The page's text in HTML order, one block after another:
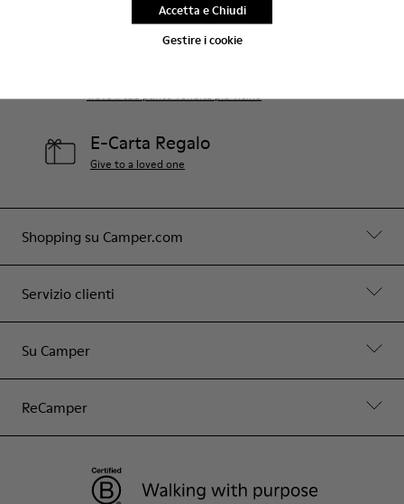
Gestire i cookie
Accetta e Chiudi
Shopping su Camper.com
Servizio clienti
Su Camper
ReCamper
Contattaci
Trova il tuo punto vendita più vicino
E-Carta Regalo
Give to a loved one